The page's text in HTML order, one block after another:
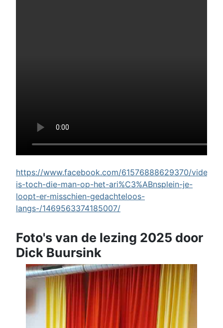
https://www.facebook.com/61576888629370/videos/
is-toch-die-man-op-het-ari%C3%ABnsplein-je-
loopt-er-misschien-gedachteloos-
langs-/1469563374185007/
Foto's van de lezing 2025 door
Dick Buursink